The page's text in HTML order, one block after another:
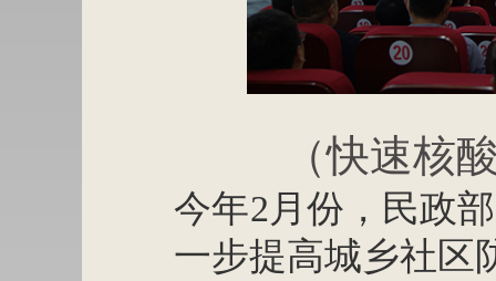
（快速核
今年2月份，民政
一步提高城乡社区